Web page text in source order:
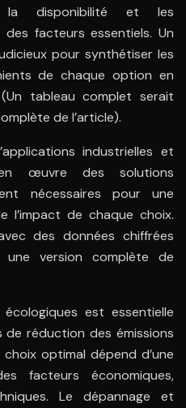
la disponibilité et les
facteurs essentiels. Un
pour synthétiser les
de chaque option en
tableau complet serait
de l’article).
industrielles et
œuvre des solutions
nécessaires pour une
l’impact de chaque choix.
des données chiffrées
version complète de
est essentielle
réduction des émissions
optimal dépend d’une
facteurs économiques,
Le dépannage et